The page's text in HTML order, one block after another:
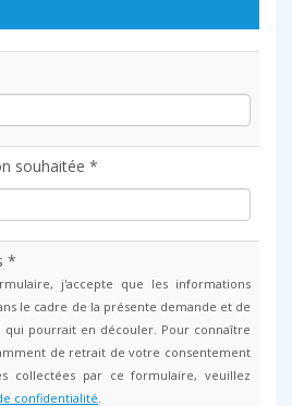
souhaitée *
*
j'accepte que les informations
le cadre de la présente demande et de
qui pourrait en découler. Pour connaître
de retrait de votre consentement
collectées par ce formulaire, veuillez
confidentialité.